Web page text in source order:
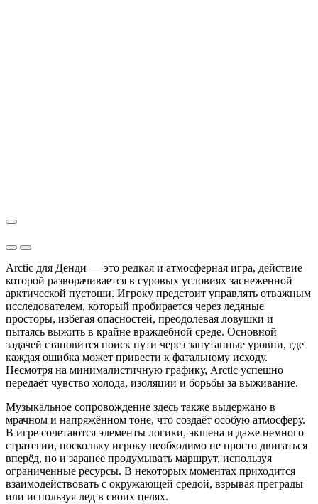
Arctic для Денди — это редкая и атмосферная игра, действие
которой разворачивается в суровых условиях заснеженной
арктической пустоши. Игроку предстоит управлять отважным
исследователем, который пробирается через ледяные
просторы, избегая опасностей, преодолевая ловушки и
пытаясь выжить в крайне враждебной среде. Основной
задачей становится поиск пути через запутанные уровни, где
каждая ошибка может привести к фатальному исходу.
Несмотря на минималистичную графику, Arctic успешно
передаёт чувство холода, изоляции и борьбы за выживание.
Музыкальное сопровождение здесь также выдержано в
мрачном и напряжённом тоне, что создаёт особую атмосферу.
В игре сочетаются элементы логики, экшена и даже немного
стратегии, поскольку игроку необходимо не просто двигаться
вперёд, но и заранее продумывать маршрут, используя
ограниченные ресурсы. В некоторых моментах приходится
взаимодействовать с окружающей средой, взрывая преграды
или используя лед в своих целях.